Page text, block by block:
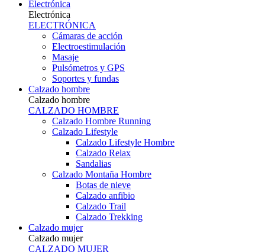
Electrónica
Electrónica
ELECTRÓNICA
Cámaras de acción
Electroestimulación
Masaje
Pulsómetros y GPS
Soportes y fundas
Calzado hombre
Calzado hombre
CALZADO HOMBRE
Calzado Hombre Running
Calzado Lifestyle
Calzado Lifestyle Hombre
Calzado Relax
Sandalias
Calzado Montaña Hombre
Botas de nieve
Calzado anfibio
Calzado Trail
Calzado Trekking
Calzado mujer
Calzado mujer
CALZADO MUJER